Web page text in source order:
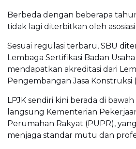
Berbeda dengan beberapa
tidak lagi diterbitkan oleh
Sesuai regulasi terbaru, SBU
Lembaga Sertifikasi Badan
mendapatkan akreditasi dari
Pengembangan Jasa Konstruksi
LPJK sendiri kini berada di
langsung Kementerian
Perumahan Rakyat (PUPR),
menjaga standar mutu dan